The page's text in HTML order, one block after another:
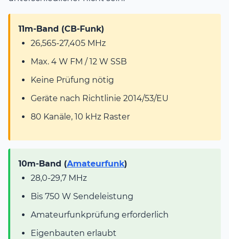
11m-Band (CB-Funk)
26,565-27,405 MHz
Max. 4 W FM / 12 W SSB
Keine Prüfung nötig
Geräte nach Richtlinie 2014/53/EU
80 Kanäle, 10 kHz Raster
10m-Band (Amateurfunk)
28,0-29,7 MHz
Bis 750 W Sendeleistung
Amateurfunkprüfung erforderlich
Eigenbauten erlaubt